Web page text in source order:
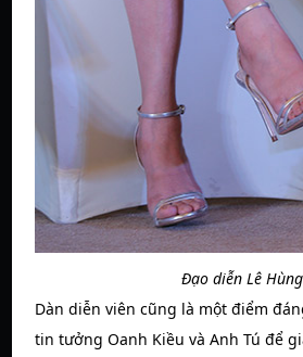
Đạo diễn Lê
Dàn diễn viên cũng là một điểm
tin tưởng Oanh Kiều và Anh Tú để